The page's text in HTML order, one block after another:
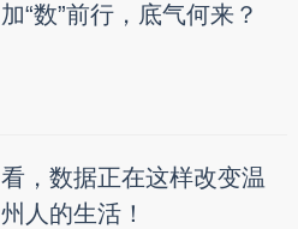
加“数”前行，底气何来？
看，数据正在这样改变温
州人的生活！